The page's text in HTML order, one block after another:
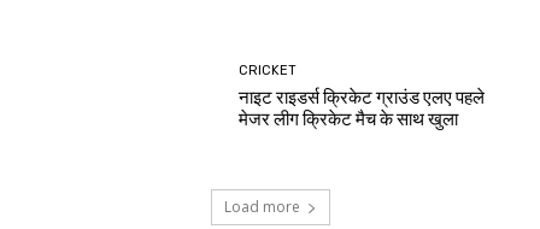
CRICKET
नाइट राइडर्स क्रिकेट ग्राउंड एलए पहले
मेजर लीग क्रिकेट मैच के साथ खुला
Load more